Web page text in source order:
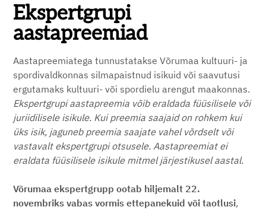
Ekspertgrupi
aastapreemiad
Aastapreemiatega tunnustatakse Võrumaa kultuuri- ja
spordivaldkonnas silmapaistnud isikuid või saavutusi
ergutamaks kultuuri- või spordielu arengut maakonnas.
Ekspertgrupi aastapreemia võib eraldada füüsilisele või
juriidilisele isikule. Kui preemia saajaid on rohkem kui
üks isik, jaguneb preemia saajate vahel võrdselt või
vastavalt ekspertgrupi otsusele. Aastapreemiat ei
eraldata füüsilisele isikule mitmel järjestikusel aastal.
Võrumaa ekspertgrupp ootab hiljemalt 22.
novembriks vabas vormis ettepanekuid või taotlusi,